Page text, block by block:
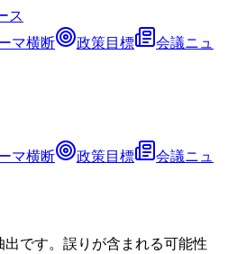
ス
マ横断 政策目標
会議ニュ
マ横断 政策目標
会議ニュ
です。誤りが含まれる可能性